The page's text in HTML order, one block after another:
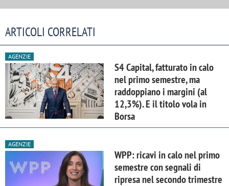
ARTICOLI CORRELATI
AGENZIE
S4 Capital, fatturato in calo
nel primo semestre, ma
raddoppiano i margini (al
12,3%). E il titolo vola in
Borsa
AGENZIE
WPP: ricavi in calo nel primo
semestre con segnali di
ripresa nel secondo trimestre